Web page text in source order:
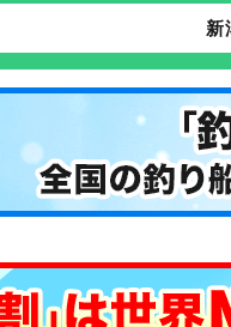
新